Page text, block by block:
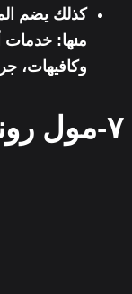
كذلك يضم
منها:
وكافيهات،
٧-مول رونزا تاور